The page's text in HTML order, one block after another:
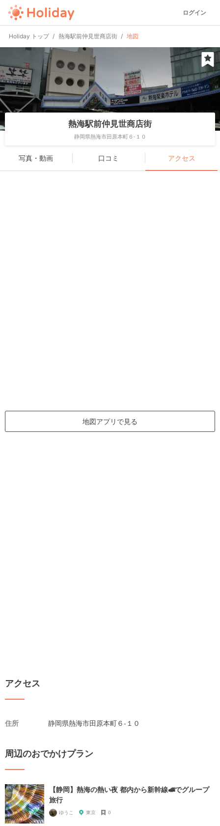
ログイン
Holiday トップ 熱海駅前仲見世商店街 地図
熱海駅前仲見世商店街
静岡県熱海市田原本町６-１０
写真・動画 口コミ アクセス
地図アプリで見る
アクセス
住所 静岡県熱海市田原本町６-１０
周辺のおでかけプラン
【静岡】熱海の熱い夜 都内から新幹線🚅でグループ
旅行
ゆうこ 東京 0